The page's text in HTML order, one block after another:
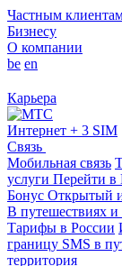
Частным
Бизнесу
О компании
be en
Карьера
Интернет + 3 SIM
Связь
Мобильная связь
услуги Перейти
Бонус Открытый
В путешествиях и
Тарифы в России
границу SMS в
территория